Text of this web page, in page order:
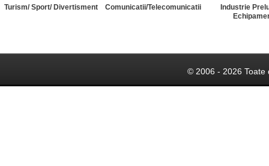
Turism/ Sport/ Divertisment Comunicatii/Telecomunicatii
Industrie
© 2006 - 2026